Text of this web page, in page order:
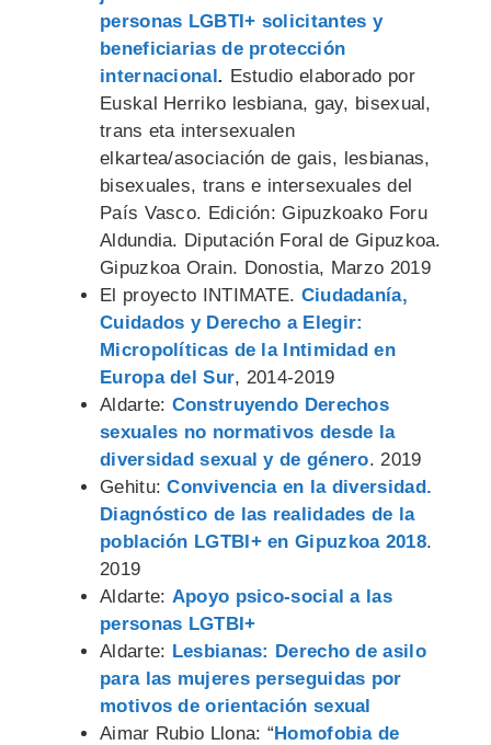
personas LGBTI+ solicitantes y
beneficiarias de protección
internacional. Estudio elaborado por
Euskal Herriko lesbiana, gay, bisexual,
trans eta intersexualen
elkartea/asociación de gais, lesbianas,
bisexuales, trans e intersexuales del
País Vasco. Edición: Gipuzkoako Foru
Aldundia. Diputación Foral de Gipuzkoa.
Gipuzkoa Orain. Donostia, Marzo 2019
El proyecto INTIMATE. Ciudadanía,
Cuidados y Derecho a Elegir:
Micropolíticas de la Intimidad en
Europa del Sur, 2014-2019
Aldarte: Construyendo Derechos
sexuales no normativos desde la
diversidad sexual y de género. 2019
Gehitu:Convivencia en la diversidad.
Diagnóstico de las realidades de la
población LGTBI+ en Gipuzkoa 2018.
2019
Aldarte: Apoyo psico-social a las
personas LGTBI+
Aldarte: Lesbianas: Derecho de asilo
para las mujeres perseguidas por
motivos de orientación sexual
Aimar Rubio Llona: “Homofobia de